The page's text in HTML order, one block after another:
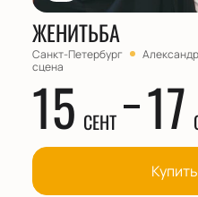
ЖЕНИТЬБА
Санкт-Петербург
сцена
15 СЕНТ 17